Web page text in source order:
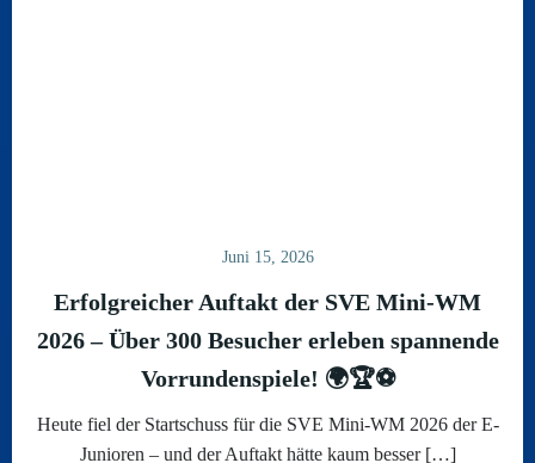
Juni 15, 2026
Erfolgreicher Auftakt der SVE Mini-WM
2026 – Über 300 Besucher erleben spannende
Vorrundenspiele! 🌍🏆⚽
Heute fiel der Startschuss für die SVE Mini-WM 2026 der E-
Junioren – und der Auftakt hätte kaum besser […]